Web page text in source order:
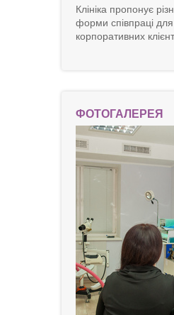
Клініка пропонує
форми співпраці для
корпоративних
ФОТОГАЛЕРЕЯ